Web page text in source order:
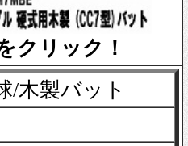
クリック！
/木製バット